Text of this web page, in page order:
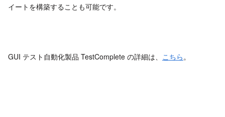
イートを構築することも可能です。
GUI テスト自動化製品 TestComplete の詳細は、 こちら。